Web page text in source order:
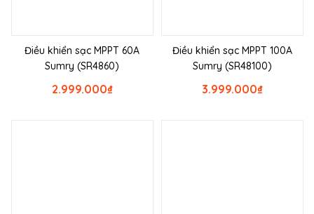
Điều khiển sạc MPPT 60A
Sumry (SR4860)
₫
2.999.000
Điều khiển sạc MPPT 100A
Sumry (SR48100)
₫
3.999.000